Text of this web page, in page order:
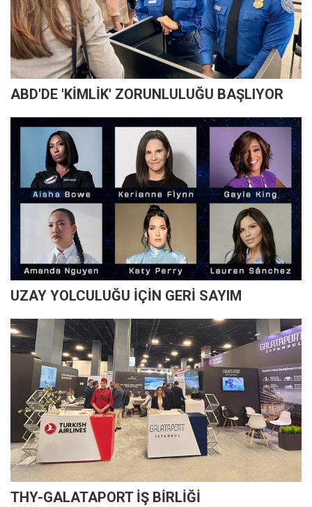
ABD'DE 'KİMLİK' ZORUNLULUĞU BAŞLIYOR
UZAY YOLCULUĞU İÇİN GERİ SAYIM
THY-GALATAPORT İŞ BİRLİĞİ